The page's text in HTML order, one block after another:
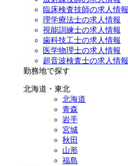
臨床検査技師の求人情報
理学療法士の求人情報
視能訓練士の求人情報
歯科技工士の求人情報
医学物理士の求人情報
超音波検査士の求人情報
勤務地で探す
北海道・東北
北海道
青森
岩手
宮城
秋田
山形
福島